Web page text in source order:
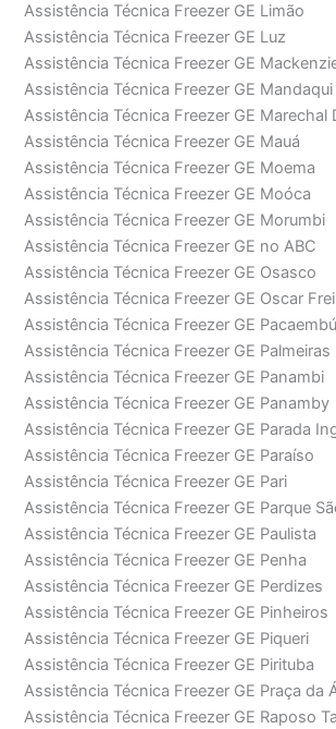
Assistência Técnica Freezer GE Limão
Assistência Técnica Freezer GE Luz
Assistência Técnica Freezer GE
Assistência Técnica Freezer GE Mandaqui
Assistência Técnica Freezer GE Marechal
Assistência Técnica Freezer GE Mauá
Assistência Técnica Freezer GE Moema
Assistência Técnica Freezer GE Moóca
Assistência Técnica Freezer GE Morumbi
Assistência Técnica Freezer GE no ABC
Assistência Técnica Freezer GE Osasco
Assistência Técnica Freezer GE Oscar
Assistência Técnica Freezer GE Pacaembú
Assistência Técnica Freezer GE Palmeiras
Assistência Técnica Freezer GE Panambi
Assistência Técnica Freezer GE Panamby
Assistência Técnica Freezer GE Parada
Assistência Técnica Freezer GE Paraíso
Assistência Técnica Freezer GE Pari
Assistência Técnica Freezer GE Parque
Assistência Técnica Freezer GE Paulista
Assistência Técnica Freezer GE Penha
Assistência Técnica Freezer GE Perdizes
Assistência Técnica Freezer GE Pinheiros
Assistência Técnica Freezer GE Piqueri
Assistência Técnica Freezer GE Pirituba
Assistência Técnica Freezer GE Praça da
Assistência Técnica Freezer GE Raposo